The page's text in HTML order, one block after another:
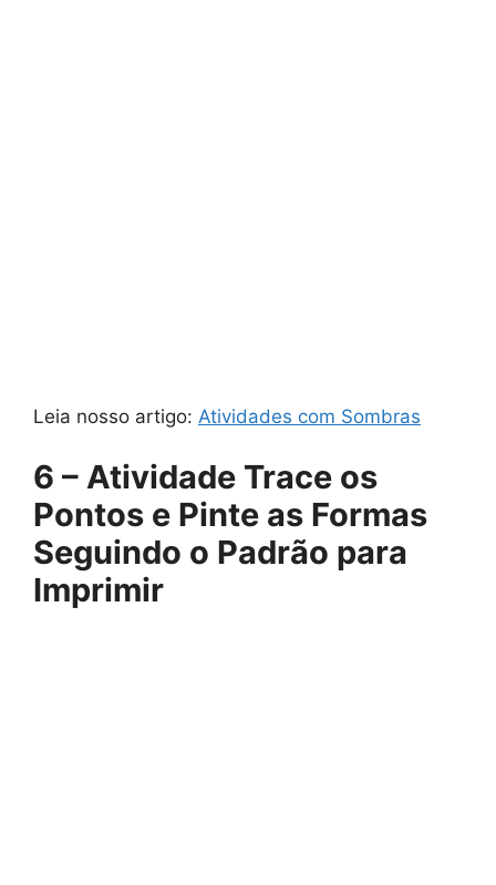
Leia nosso artigo: Atividades com Sombras
6 – Atividade Trace os
Pontos e Pinte as Formas
Seguindo o Padrão para
Imprimir